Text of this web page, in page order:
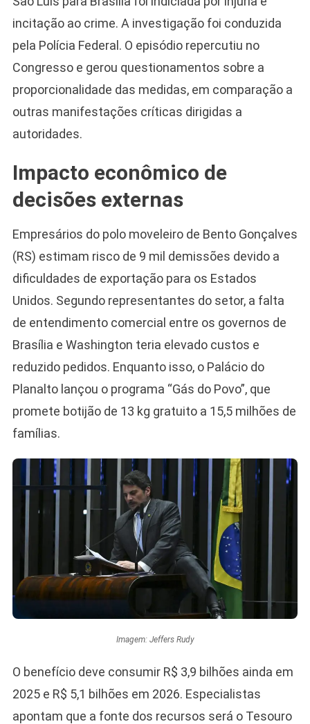
incitação ao crime. A investigação foi conduzida
pela Polícia Federal. O episódio repercutiu no
Congresso e gerou questionamentos sobre a
proporcionalidade das medidas, em comparação a
outras manifestações críticas dirigidas a
autoridades.
Impacto econômico de
decisões externas
Empresários do polo moveleiro de Bento Gonçalves
(RS) estimam risco de 9 mil demissões devido a
dificuldades de exportação para os Estados
Unidos. Segundo representantes do setor, a falta
de entendimento comercial entre os governos de
Brasília e Washington teria elevado custos e
reduzido pedidos. Enquanto isso, o Palácio do
Planalto lançou o programa “Gás do Povo”, que
promete botijão de 13 kg gratuito a 15,5 milhões de
famílias.
Imagem: Jeffers Rudy
O benefício deve consumir R$ 3,9 bilhões ainda em
2025 e R$ 5,1 bilhões em 2026. Especialistas
apontam que a fonte dos recursos será o Tesouro